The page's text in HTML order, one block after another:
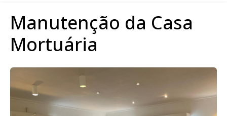
Manutenção da Casa
Mortuária